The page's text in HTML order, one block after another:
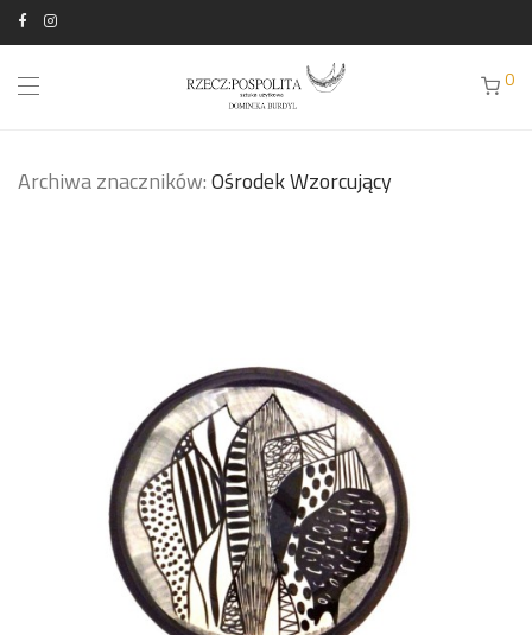
0
Archiwa znaczników: Ośrodek Wzorcujący